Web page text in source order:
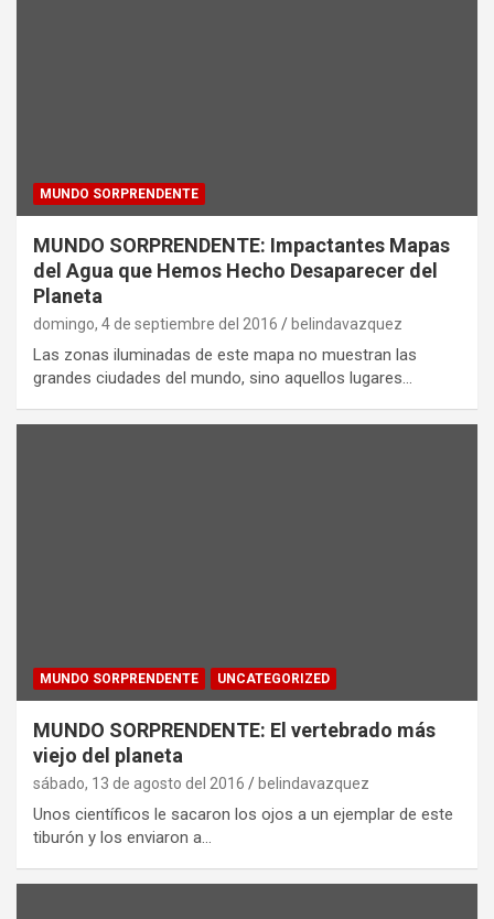
MUNDO SORPRENDENTE
MUNDO SORPRENDENTE: Impactantes Mapas
del Agua que Hemos Hecho Desaparecer del
Planeta
domingo, 4 de septiembre del 2016 belindavazquez
Las zonas iluminadas de este mapa no muestran las
grandes ciudades del mundo, sino aquellos lugares…
MUNDO SORPRENDENTE UNCATEGORIZED
MUNDO SORPRENDENTE: El vertebrado más
viejo del planeta
sábado, 13 de agosto del 2016 belindavazquez
Unos científicos le sacaron los ojos a un ejemplar de este
tiburón y los enviaron a…